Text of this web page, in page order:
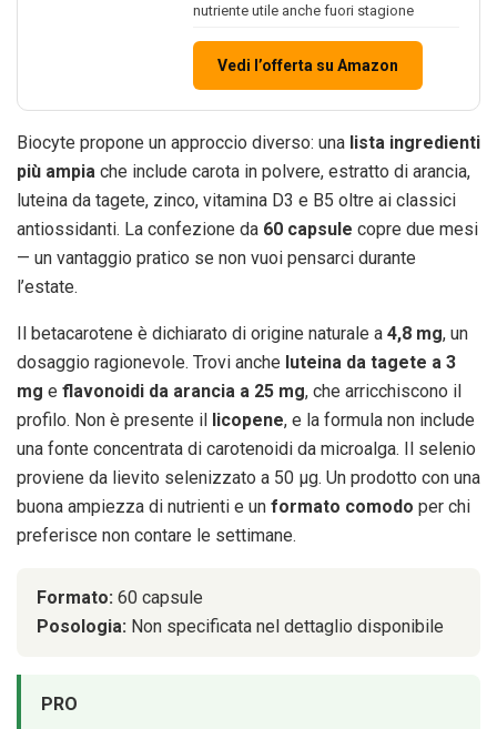
nutriente utile anche fuori stagione
Vedi l’offerta su Amazon
Biocyte propone un approccio diverso: una lista ingredienti
più ampia che include carota in polvere, estratto di arancia,
luteina da tagete, zinco, vitamina D3 e B5 oltre ai classici
antiossidanti. La confezione da 60 capsule copre due mesi
— un vantaggio pratico se non vuoi pensarci durante
l’estate.
Il betacarotene è dichiarato di origine naturale a 4,8 mg, un
dosaggio ragionevole. Trovi anche luteina da tagete a 3
mg e flavonoidi da arancia a 25 mg, che arricchiscono il
profilo. Non è presente il licopene, e la formula non include
una fonte concentrata di carotenoidi da microalga. Il selenio
proviene da lievito selenizzato a 50 μg. Un prodotto con una
buona ampiezza di nutrienti e un formato comodo per chi
preferisce non contare le settimane.
Formato: 60 capsule
Posologia: Non specificata nel dettaglio disponibile
PRO